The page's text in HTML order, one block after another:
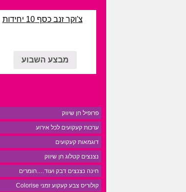
צ'וקר זנב כסף 10 יחידות
מבצע השבוע
פרופיל חן שיווק
ערכות קעקועים לכל אירוע
דוגמאות קעקועים
נצנצים קטלוג חן שיווק
חינה נצנצים דבק ועוד….חומרים
קולוריס צבע קעקוע זמני Colorise